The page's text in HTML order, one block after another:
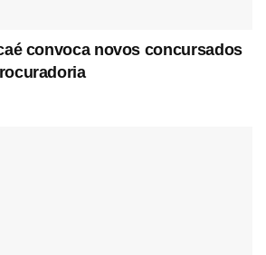
convoca novos concursados